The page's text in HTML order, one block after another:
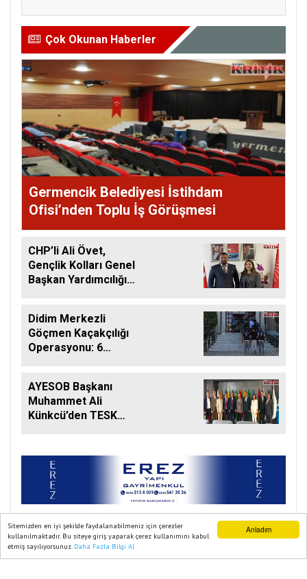
Anladım
Sitemizden en iyi şekilde faydalanabilmeniz için çerezler
kullanılmaktadır. Bu siteye giriş yaparak çerez kullanımını kabul
etmiş sayılıyorsunuz. Daha Fazla Bilgi Al
Çok Okunan Haberler
Germencik Belediyesi İstihdam
Ofisi’nden Toplu İş Görüşmesi
CHP’li Ali Övet,
Gençlik Kolları Genel
Başkan Yardımcılığı
Didim Merkezli
Göçmen Kaçakçılığı
Operasyonu: 6
AYESOB Başkanı
Muhammet Ali
Künkcü’den TESK
Destek
Ana Sayfa Web TV